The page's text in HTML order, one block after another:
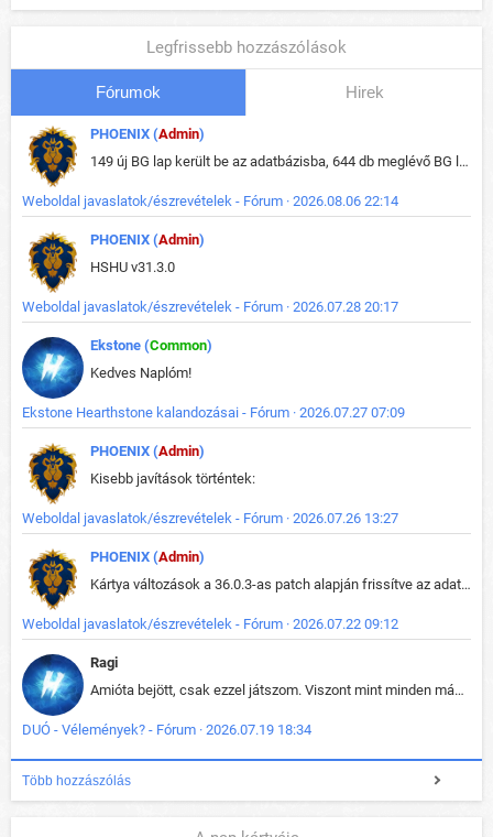
Legfrissebb hozzászólások
Fórumok Hirek
PHOENIX (Admin)
149 új BG lap került be az adatbázisba, 644 db meglévő BG lap módosult, bekerültek az új képek a megváltozott lapokhoz is.
Weboldal javaslatok/észrevételek - Fórum · 2026.08.06 22:14
PHOENIX (Admin)
HSHU v31.3.0
Weboldal javaslatok/észrevételek - Fórum · 2026.07.28 20:17
Ekstone (Common)
Kedves Naplóm!
Ekstone Hearthstone kalandozásai - Fórum · 2026.07.27 07:09
PHOENIX (Admin)
Kisebb javítások történtek:
Weboldal javaslatok/észrevételek - Fórum · 2026.07.26 13:27
PHOENIX (Admin)
Kártya változások a 36.0.3-as patch alapján frissítve az adatbázisban (képek is cserélve).
Weboldal javaslatok/észrevételek - Fórum · 2026.07.22 09:12
Ragi
Amióta bejött, csak ezzel játszom. Viszont mint minden más - akár az alapjáték is, ez is baromira összetett lett. Néha már pár kör után is esélytelen az egész. Vagy irreállisan túltápol valaki, vagy lelép a partner, vagy csak hülye mint a segg. És amikor eljönne az én időm, na akkor jön el mindenki másé is. Engem jobban érdekelne, hogy ki milyen ratingen szokott játszani. Na ez lenne egy érdekes adat.
DUÓ - Vélemények? - Fórum · 2026.07.19 18:34
Több hozzászólás